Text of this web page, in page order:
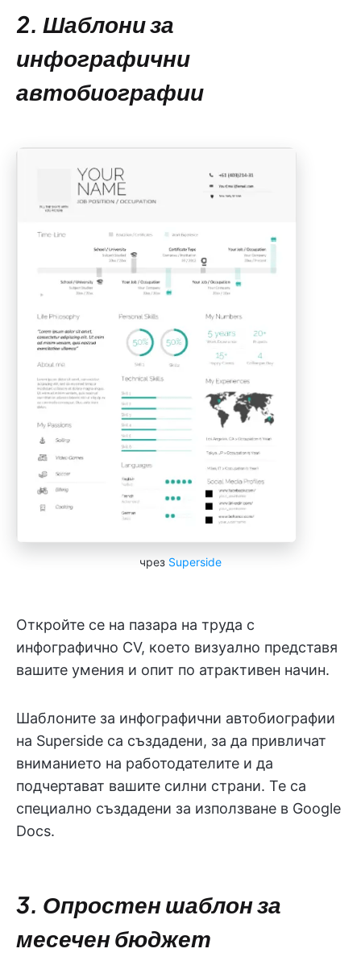
2. Шаблони за
инфографични
автобиографии
чрез Superside
Откройте се на пазара на труда с
инфографично CV, което визуално представя
вашите умения и опит по атрактивен начин.
Шаблоните за инфографични автобиографии
на Superside са създадени, за да привличат
вниманието на работодателите и да
подчертават вашите силни страни. Те са
специално създадени за използване в Google
Docs.
3. Опростен шаблон за
месечен бюджет